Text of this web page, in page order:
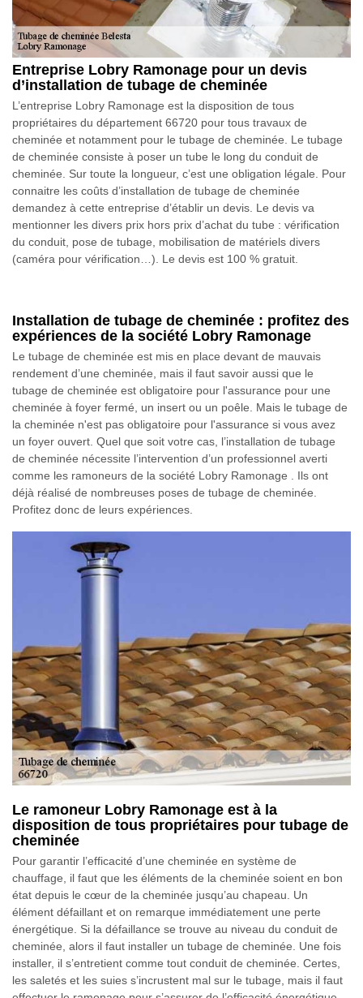
Entreprise Lobry Ramonage pour un devis
d’installation de tubage de cheminée
L’entreprise Lobry Ramonage est la disposition de tous
propriétaires du département 66720 pour tous travaux de
cheminée et notamment pour le tubage de cheminée. Le tubage
de cheminée consiste à poser un tube le long du conduit de
cheminée. Sur toute la longueur, c’est une obligation légale. Pour
connaitre les coûts d’installation de tubage de cheminée
demandez à cette entreprise d’établir un devis. Le devis va
mentionner les divers prix hors prix d’achat du tube : vérification
du conduit, pose de tubage, mobilisation de matériels divers
(caméra pour vérification…). Le devis est 100 % gratuit.
Installation de tubage de cheminée : profitez des
expériences de la société Lobry Ramonage
Le tubage de cheminée est mis en place devant de mauvais
rendement d’une cheminée, mais il faut savoir aussi que le
tubage de cheminée est obligatoire pour l'assurance pour une
cheminée à foyer fermé, un insert ou un poêle. Mais le tubage de
la cheminée n'est pas obligatoire pour l'assurance si vous avez
un foyer ouvert. Quel que soit votre cas, l’installation de tubage
de cheminée nécessite l’intervention d’un professionnel averti
comme les ramoneurs de la société Lobry Ramonage . Ils ont
déjà réalisé de nombreuses poses de tubage de cheminée.
Profitez donc de leurs expériences.
Le ramoneur Lobry Ramonage est à la
disposition de tous propriétaires pour tubage de
cheminée
Pour garantir l’efficacité d’une cheminée en système de
chauffage, il faut que les éléments de la cheminée soient en bon
état depuis le cœur de la cheminée jusqu’au chapeau. Un
élément défaillant et on remarque immédiatement une perte
énergétique. Si la défaillance se trouve au niveau du conduit de
cheminée, alors il faut installer un tubage de cheminée. Une fois
installer, il s’entretient comme tout conduit de cheminée. Certes,
les saletés et les suies s’incrustent mal sur le tubage, mais il faut